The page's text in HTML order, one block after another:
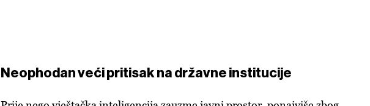
Neophodan veći pritisak na državne institucije